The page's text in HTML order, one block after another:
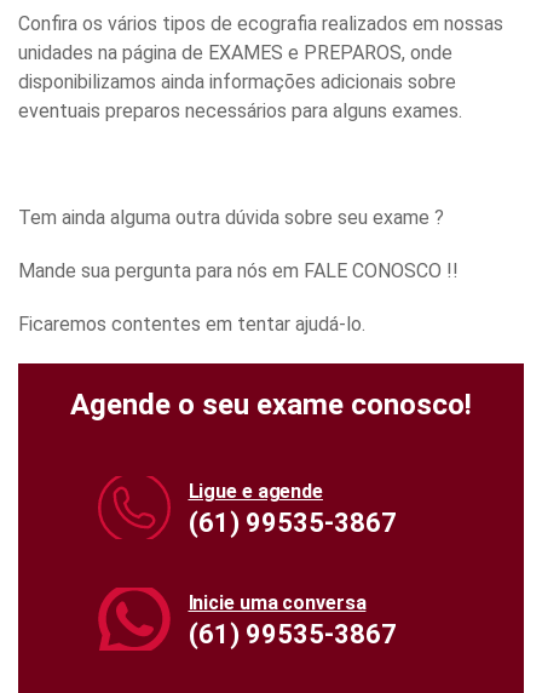
Confira os vários tipos de ecografia realizados em nossas
unidades na página de EXAMES e PREPAROS, onde
disponibilizamos ainda informações adicionais sobre
eventuais preparos necessários para alguns exames.
Tem ainda alguma outra dúvida sobre seu exame ?
Mande sua pergunta para nós em FALE CONOSCO !!
Ficaremos contentes em tentar ajudá-lo.
Agende o seu exame conosco!
Ligue e agende
(61) 99535-3867
Inicie uma conversa
(61) 99535-3867